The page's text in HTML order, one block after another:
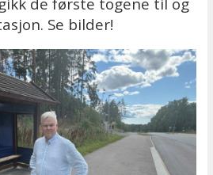
de første togene til og
Se bilder!